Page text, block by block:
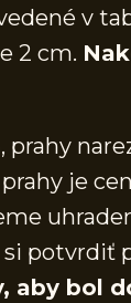
v
2 cm.
je
potvrdiť
bol